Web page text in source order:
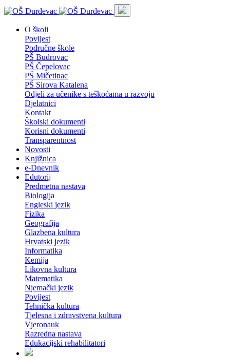
O školi
Povijest
Područne škole
PŠ Budrovac
PŠ Čepelovac
PŠ Mičetinac
PŠ Sirova Katalena
Odjeli za učenike s teškoćama u razvoju
Djelatnici
Kontakt
Školski dokumenti
Korisni dokumenti
Transparentnost
Novosti
Knjižnica
e-Dnevnik
Edutorij
Predmetna nastava
Biologija
Engleski jezik
Fizika
Geografija
Glazbena kultura
Hrvatski jezik
Informatika
Kemija
Likovna kultura
Matematika
Njemački jezik
Povijest
Tehnička kultura
Tjelesna i zdravstvena kultura
Vjeronauk
Razredna nastava
Edukacijski rehabilitatori